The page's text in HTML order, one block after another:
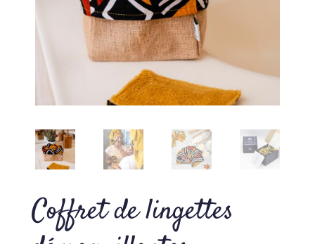
Coffret de lingettes